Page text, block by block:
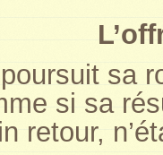
sa
si sa
retour,